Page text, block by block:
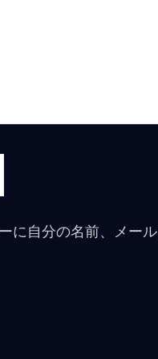
自分の名前、メー